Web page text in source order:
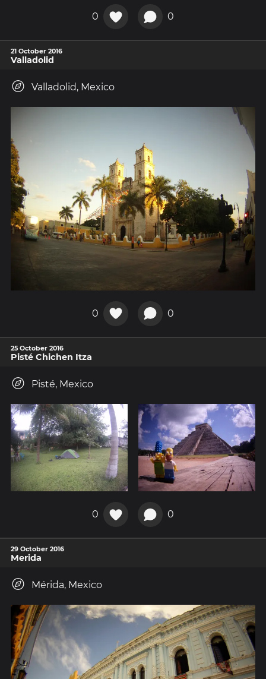
0 0
21 October 2016
Valladolid
Valladolid, Mexico
0 0
25 October 2016
Pisté Chichen Itza
Pisté, Mexico
0 0
29 October 2016
Merida
Mérida, Mexico